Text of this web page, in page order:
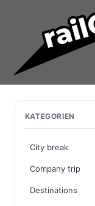
KATEGORIEN
City break
Company trip
Destinations